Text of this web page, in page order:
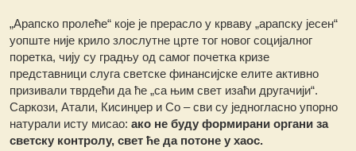
„Арапско пролеће“ које је прерасло у крваву „арапску јесен“
уопште није крило злослутне црте тог новог социјалног
поретка, чију су градњу од самог почетка кризе
представници слуга светске финансијске елите активно
призивали тврдећи да ће „са њим свет изаћи другачији“.
Саркози, Атали, Кисинџер и Со – сви су једногласно упорно
натурали исту мисао:ако не буду формирани органи за
светску контролу, свет ће да потоне у хаос.